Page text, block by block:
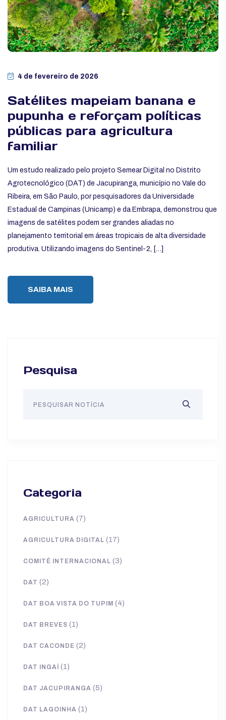
4 de fevereiro de 2026
Satélites mapeiam banana e
pupunha e reforçam políticas
públicas para agricultura
familiar
Um estudo realizado pelo projeto Semear Digital no Distrito
Agrotecnológico (DAT) de Jacupiranga, município no Vale do
Ribeira, em São Paulo, por pesquisadores da Universidade
Estadual de Campinas (Unicamp) e da Embrapa, demonstrou que
imagens de satélites podem ser grandes aliadas no
planejamento territorial em áreas tropicais de alta diversidade
produtiva. Utilizando imagens do Sentinel-2, […]
SAIBA MAIS
Pesquisa
Categoria
AGRICULTURA (7)
AGRICULTURA DIGITAL (17)
COMITÊ INTERNACIONAL (3)
DAT (2)
DAT BOA VISTA DO TUPIM (4)
DAT BREVES (1)
DAT CACONDE (2)
DAT INGAÍ (1)
DAT JACUPIRANGA (5)
DAT LAGOINHA (1)